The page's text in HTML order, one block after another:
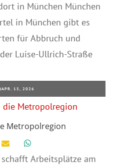
in München München
in München gibt es
für Abbruch und
Luise-Ullrich-Straße
APR. 15, 2026
Metropolregion
Arbeitsplätze am